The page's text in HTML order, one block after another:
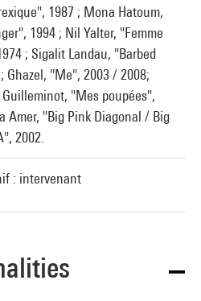
1987 ; Mona Hatoum,
1994 ; Nil Yalter, "Femme
; Sigalit Landau, "Barbed
Ghazel, "Me", 2003 / 2008;
"Mes poupées",
Amer, "Big Pink Diagonal / Big
2002.
: intervenant